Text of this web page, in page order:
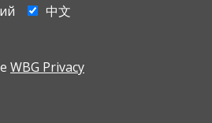
中文
WBG Privacy